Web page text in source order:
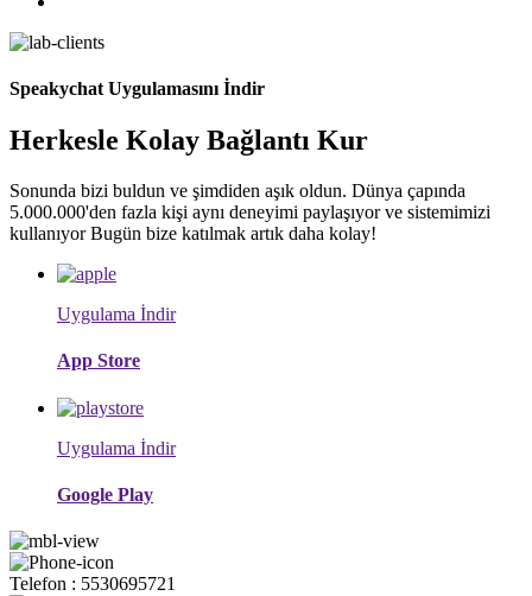
Speakychat Uygulamasını İndir
Herkesle Kolay Bağlantı Kur
Sonunda bizi buldun ve şimdiden aşık oldun. Dünya çapında
5.000.000'den fazla kişi aynı deneyimi paylaşıyor ve sistemimizi
kullanıyor Bugün bize katılmak artık daha kolay!
Uygulama İndir
App Store
Uygulama İndir
Google Play
Telefon : 5530695721